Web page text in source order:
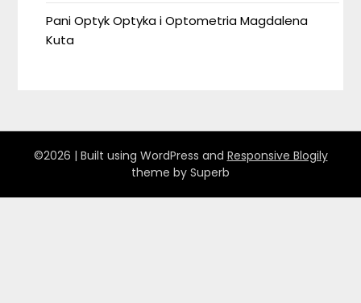
Pani Optyk Optyka i Optometria Magdalena
Kuta
©2026 | Built using WordPress and Responsive Blogily
theme by Superb